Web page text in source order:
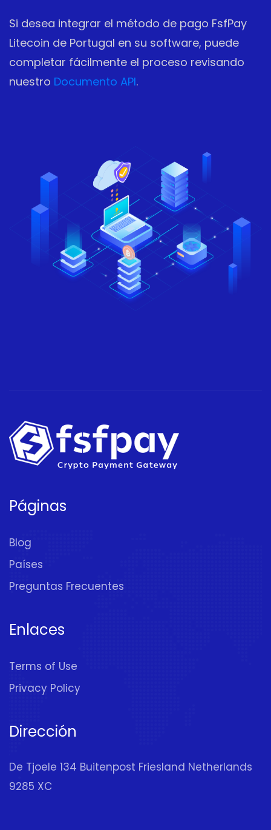
Si desea integrar el método de pago FsfPay
Litecoin de Portugal en su software, puede
completar fácilmente el proceso revisando
nuestro Documento API.
Páginas
Blog
Países
Preguntas Frecuentes
Enlaces
Terms of Use
Privacy Policy
Dirección
De Tjoele 134 Buitenpost Friesland Netherlands
9285 XC